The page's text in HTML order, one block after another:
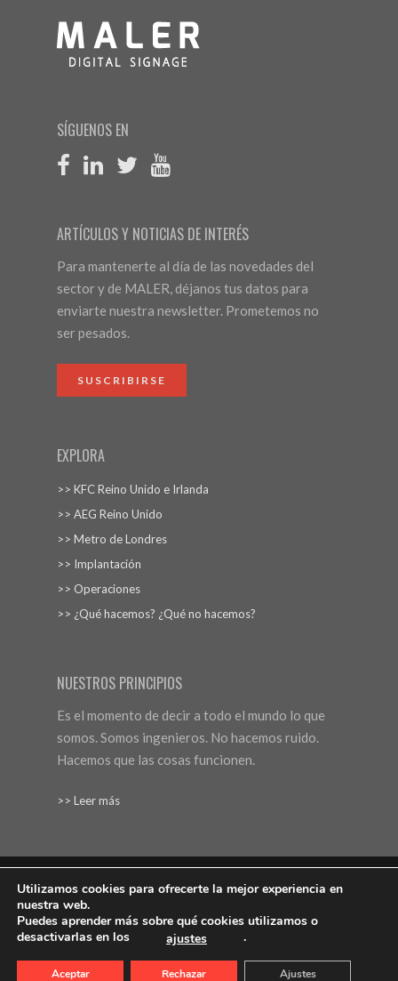
SÍGUENOS EN
ARTÍCULOS Y NOTICIAS DE INTERÉS
Para mantenerte al día de las novedades del
sector y de MALER, déjanos tus datos para
enviarte nuestra newsletter. Prometemos no
ser pesados.
SUSCRIBIRSE
EXPLORA
>> KFC Reino Unido e Irlanda
>> AEG Reino Unido
>> Metro de Londres
>> Implantación
>> Operaciones
>> ¿Qué hacemos? ¿Qué no hacemos?
NUESTROS PRINCIPIOS
Es el momento de decir a todo el mundo lo que
somos. Somos ingenieros. No hacemos ruido.
Hacemos que las cosas funcionen.
>> Leer más
Aviso Legal Protección de datos
Web: Bannister Global
© 2019 MALER Digital Signage
Utilizamos cookies para ofrecerte la mejor experiencia en
nuestra web.
Puedes aprender más sobre qué cookies utilizamos o
desactivarlas en los
ajustes .
Aceptar Rechazar Ajustes